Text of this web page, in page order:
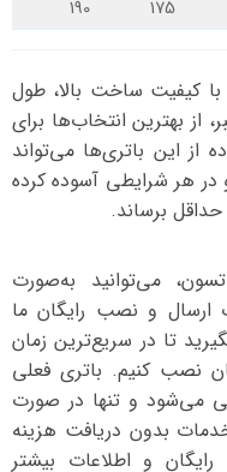
175
190
کیفیت ساخت بالا، طول
از بهترین انتخاب‌ها برای
از این باتری‌ها می‌تواند
هر شرایطی آسوده کرده
برساند.
می‌توانید به‌صورت
ارسال و نصب رایگان ما
تا در سریع‌ترین زمان
نصب کنیم. باتری فعلی
می‌شود و تنها در صورت
بدون دریافت هزینه
و اطلاعات بیشتر